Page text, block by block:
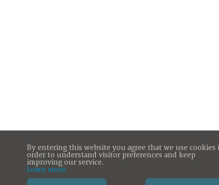
By entering this website you agree that we use cookies
order to understand visitor preferences and keep
improving our service.
Learn more